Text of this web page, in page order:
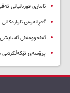
ئاماری قوربانیانی
گەڕانەوەی ئاوارەکانی سەرێکانی
ئەنجوومەنی
پرۆسەی تێکەڵکردنی